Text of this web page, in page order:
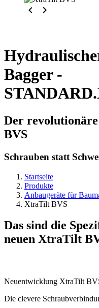
Bagger -
Der
BVS
Schrauben statt
Startseite
Produkte
Anbaugeräte für
XtraTilt BVS
Das sind die
neuen XtraTilt
Neuentwicklung XtraTilt
Die clevere